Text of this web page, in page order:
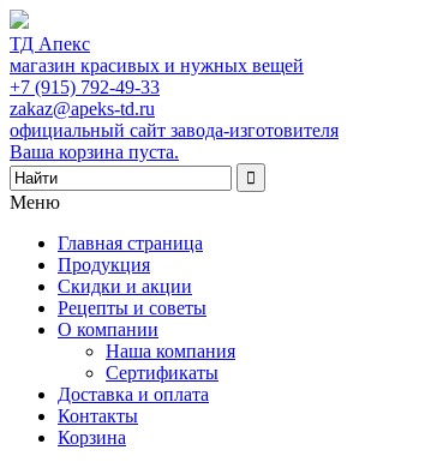
ТД Апекс
магазин красивых и нужных вещей
+7 (915) 792-49-33
zakaz@apeks-td.ru
официальный сайт завода-изготовителя
Ваша корзина пуста.
Меню
Главная страница
Продукция
Скидки и акции
Рецепты и советы
О компании
Наша компания
Сертификаты
Доставка и оплата
Контакты
Корзина